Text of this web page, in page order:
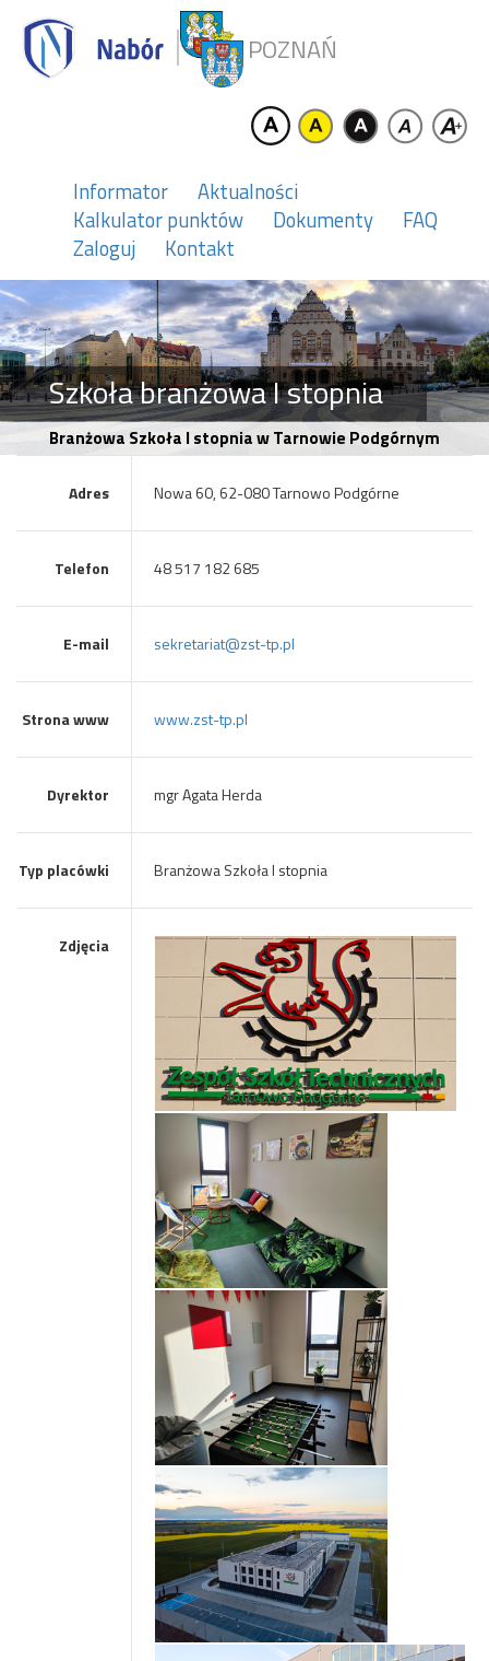
POZNAŃ
Informator
Aktualności
Kalkulator punktów
Dokumenty
FAQ
Zaloguj
Kontakt
Szkoła branżowa I stopnia
Branżowa Szkoła I stopnia w Tarnowie Podgórnym
Adres Nowa 60, 62-080 Tarnowo Podgórne
Telefon 48 517 182 685
E-mail sekretariat@zst-tp.pl
Strona www www.zst-tp.pl
Dyrektor mgr Agata Herda
Typ placówki Branżowa Szkoła I stopnia
Zdjęcia